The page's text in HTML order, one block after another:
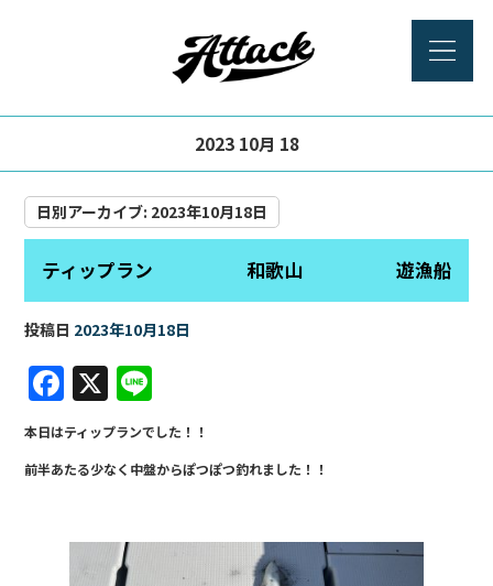
2023 10月 18
日別アーカイブ: 2023年10月18日
ティップラン 和歌山 遊漁船
投稿日 2023年10月18日
F
a
c
e
o
X
n
e
本日はティップランでした！！
前半あたる少なく中盤からぽつぽつ釣れました！！